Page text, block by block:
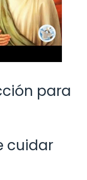
para
cuidar